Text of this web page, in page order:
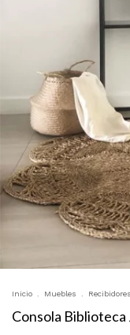
Inicio . Muebles .
Consola Biblioteca